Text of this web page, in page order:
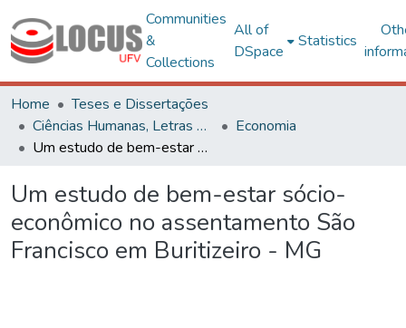
Communities
&
Collections
All of
DSpace
Statistics
Home
Teses e Dissertações
Ciências Humanas, Letras e Artes
Economia
Um estudo de bem-estar sócio-econômico no assentamento São Francisco em Buritizeiro - MG
Um estudo de bem-estar sócio-
econômico no assentamento São
Francisco em Buritizeiro - MG